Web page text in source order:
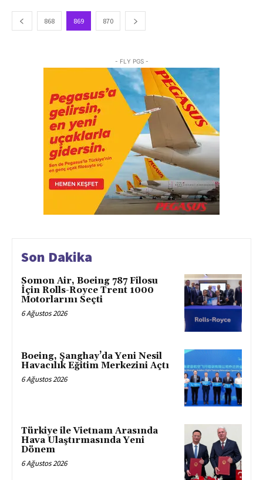
868 869 870
- FLY PGS -
Son Dakika
Somon Air, Boeing 787 Filosu
İçin Rolls-Royce Trent 1000
Motorlarını Seçti
6 Ağustos 2026
Boeing, Şanghay’da Yeni Nesil
Havacılık Eğitim Merkezini Açtı
6 Ağustos 2026
Türkiye ile Vietnam Arasında
Hava Ulaştırmasında Yeni
Dönem
6 Ağustos 2026